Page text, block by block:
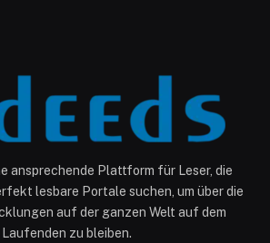
ansprechende Plattform für Leser, die
lesbare Portale suchen, um über die
auf der ganzen Welt auf dem
Laufenden zu bleiben.